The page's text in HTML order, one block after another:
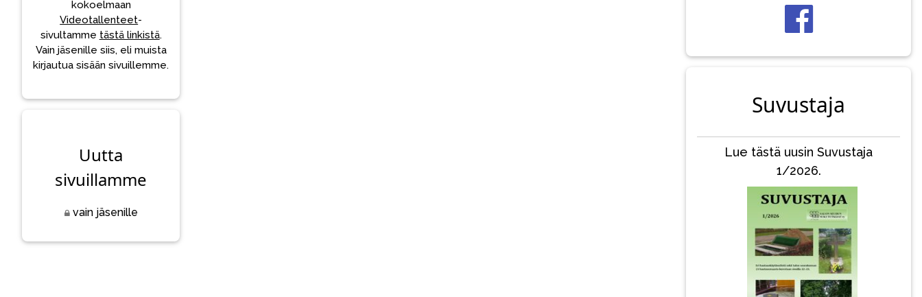
Suvustaja
Lue tästä uusin Suvustaja
1/2026.
kokoelmaan
Videotallenteet-
sivultamme tästä linkistä.
Vain jäsenille siis, eli muista
kirjautua sisään sivuillemme.
Uutta
sivuillamme
vain jäsenille